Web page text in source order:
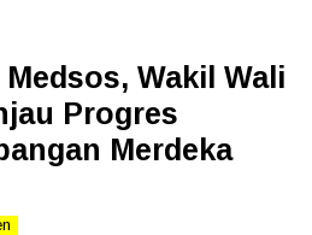
Wakil Wali
Progres
Merdeka